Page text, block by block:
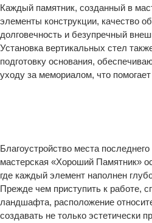
Каждый памятник, созданный в
элементы конструкции, качество
долговечность и безупречный
Установка вертикальных стел
подготовку основания,
уходу за мемориалом, что
Благоустройство места
мастерская «Хороший Памятник»
где каждый элемент наполнен
Прежде чем приступить к работе,
ландшафта, расположение
создавать не только